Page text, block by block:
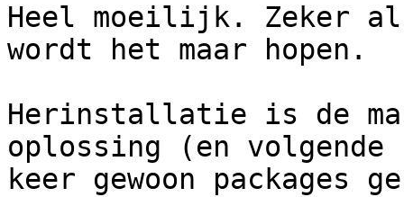
Heel moeilijk. Zeker
wordt het maar hopen.
Herinstallatie is de
oplossing (en volgende
keer gewoon packages